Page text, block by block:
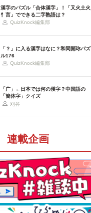
漢字のパズル「合体漢字」！「又火土火
忄言」でできる二字熟語は？
QuizKnock編集部
「？」に入る漢字はなに？和同開珎パズ
ル176
QuizKnock編集部
「广」←日本では何の漢字？中国語の
「簡体字」クイズ
刈谷
連載企画